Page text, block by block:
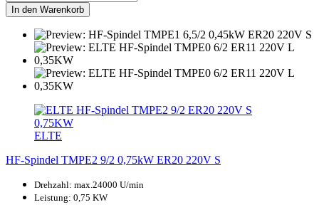
In den Warenkorb
ELTE
HF-Spindel TMPE2 9/2 0,75kW ER20 220V S
Drehzahl: max.24000 U/min
Leistung: 0,75 KW